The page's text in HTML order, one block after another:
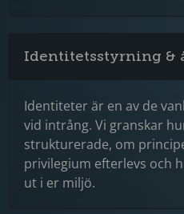
Identitetsstyrning &
Identiteter är en av de
vid intrång. Vi granskar
strukturerade, om
privilegium efterlevs och
ut i er miljö.